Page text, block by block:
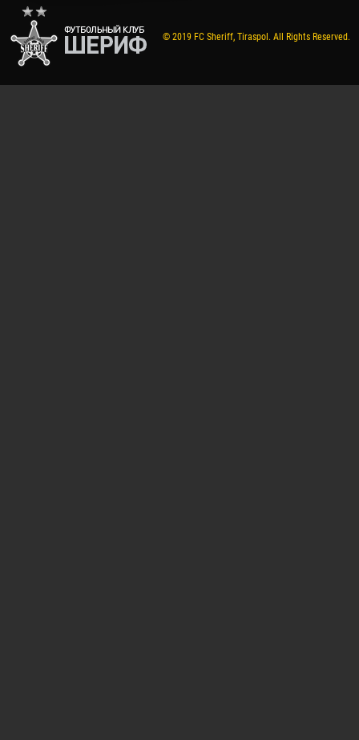
© 2019 FC Sheriff, Tiraspol. All Rights Reserved.